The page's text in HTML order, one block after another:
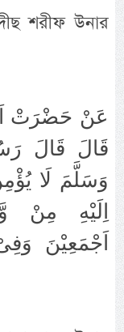
শরীফ উনার
عَنْ حَضْرَتْ
قَالَ قَالَ
وَسَلَّمَ لَا
اِلَيْهِ مِنْ
اَجْمَعِيْنَ